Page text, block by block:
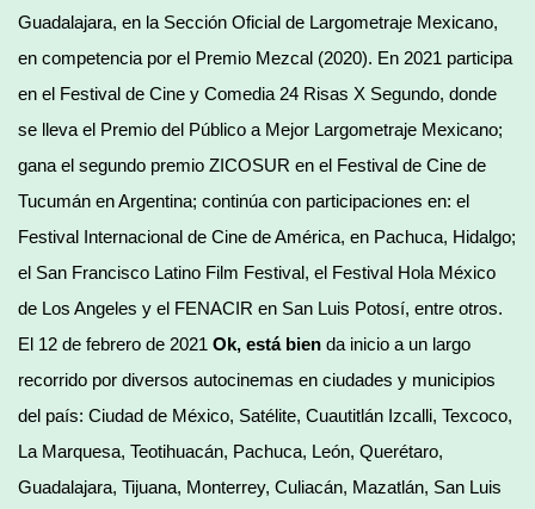
Guadalajara, en la Sección Oficial de Largometraje Mexicano,
en competencia por el Premio Mezcal (2020). En 2021 participa
en el Festival de Cine y Comedia 24 Risas X Segundo, donde
se lleva el Premio del Público a Mejor Largometraje Mexicano;
gana el segundo premio ZICOSUR en el Festival de Cine de
Tucumán en Argentina; continúa con participaciones en: el
Festival Internacional de Cine de América, en Pachuca, Hidalgo;
el San Francisco Latino Film Festival, el Festival Hola México
de Los Angeles y el FENACIR en San Luis Potosí, entre otros.
El 12 de febrero de 2021 Ok, está bien da inicio a un largo
recorrido por diversos autocinemas en ciudades y municipios
del país: Ciudad de México, Satélite, Cuautitlán Izcalli, Texcoco,
La Marquesa, Teotihuacán, Pachuca, León, Querétaro,
Guadalajara, Tijuana, Monterrey, Culiacán, Mazatlán, San Luis